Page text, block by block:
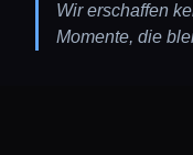
Wir erschaffen
Momente, die